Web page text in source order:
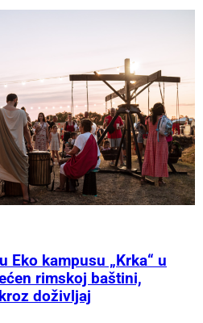
Eko kampusu „Krka“ u
rimskoj baštini,
doživljaj